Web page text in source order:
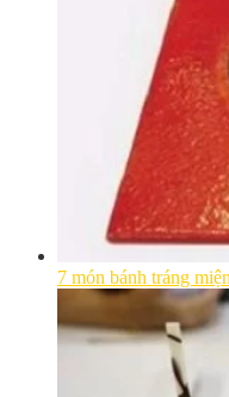
7 món bánh tráng